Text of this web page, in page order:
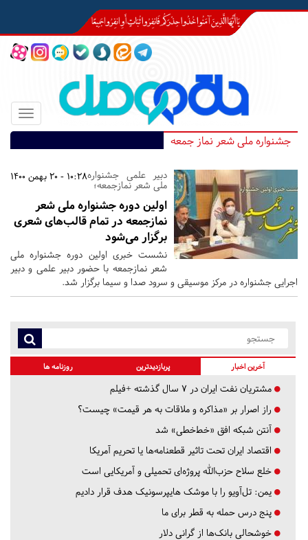
Toggle
جشنواره ملی شعر نماز جمعه
10:28 - 20 بهمن 1400دبیر علمی جشنواره
ملی شعر نمازجمعه؛
اولین دوره جشنواره ملی شعر
نمازجمعه در تمام قالب‌های شعری
برگزار می‌شود
نشست خبری اولین دوره جشنواره ملی
شعر نمازجمعه با حضور دبیر علمی و دبیر
اجرایی جشنواره در مرکز موسیقی و سرود صدا و سیما برگزار شد.
آخرین اخبار پربازدیدترین روزنامه ها
مشتریان نفت ایران در ۷ سال گذشته +فیلم
راز اصرار بر «مذاکره و ملاقات به هر قیمت» چیست؟
آنتن شبکه افق «خط‌خطی» شد
اقتصاد ایران تحت تاثیر قطعنامه‌ها یا تحریم‌ آمریکا
خلع سلاح حزب‌الله پروژه‌ای تحمیلی و آمریکایی است
یمن: تل‌آویو را با موشک هایپرسونیک هدف قرار دادیم
پنج درس‌ حمله به قطر برای ما
خوشحالی بانک‌ها از گرانی دلار